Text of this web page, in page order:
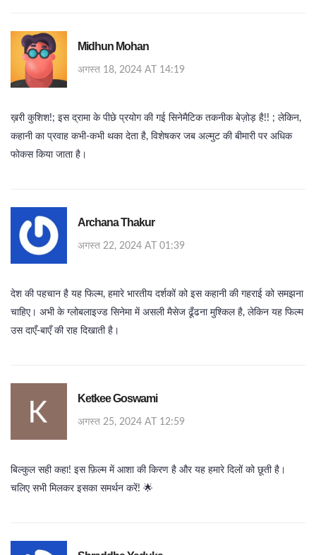
Midhun Mohan
अगस्त 18, 2024 AT 14:19
ख़री कुशिश!; इस द्रामा के पीछे प्रयोग की गई सिनेमैटिक तकनीक बेज़ोड़ है!! ; लेकिन,
कहानी का प्रवाह कभी‑कभी थका देता है, विशेषकर जब अल्मुट की बीमारी पर अधिक
फोकस किया जाता है।
Archana Thakur
अगस्त 22, 2024 AT 01:39
देश की पहचान है यह फिल्म, हमारे भारतीय दर्शकों को इस कहानी की गहराई को समझना
चाहिए। अभी के ग्लोबलाइज्ड सिनेमा में असली मैसेज ढूँढना मुश्किल है, लेकिन यह फिल्म
उस दाएँ‑बाएँ की राह दिखाती है।
Ketkee Goswami
अगस्त 25, 2024 AT 12:59
बिल्कुल सही कहा! इस फ़िल्म में आशा की किरण है और यह हमारे दिलों को छूती है।
चलिए सभी मिलकर इसका समर्थन करें! 🌟